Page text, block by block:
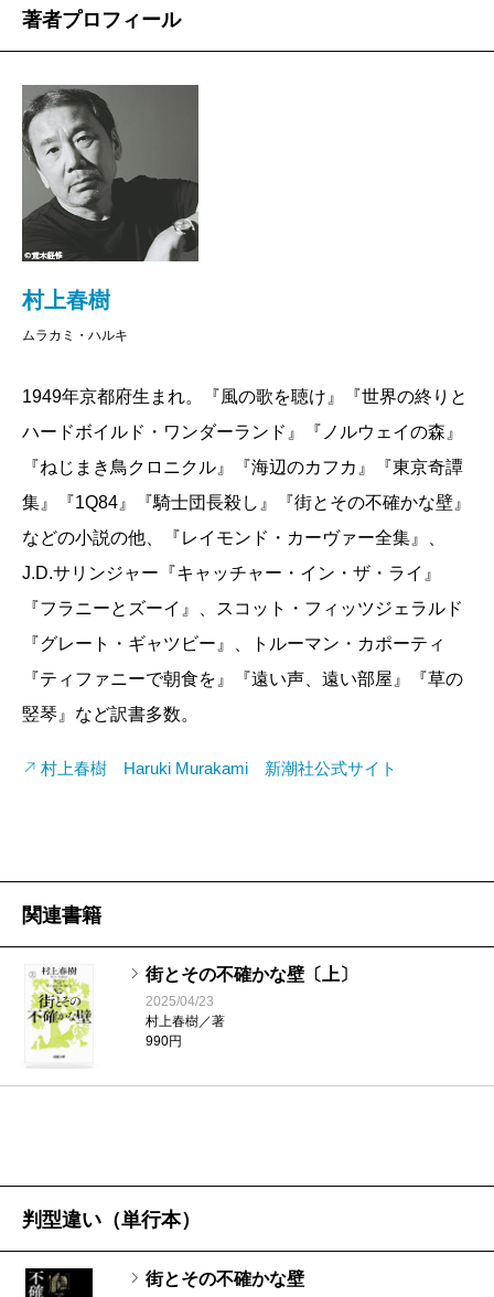
プラトンの説くイデア界みたいなものなのかもしれな
い。そちらが本質であり、現実世界で私たちが目にす
るものはそれらの影で、私たち自身が仮の姿である。
あまりに大きな喪失を抱えてしまった場合、人はこ
ちらの世界に生きる意味を見失う。この現実で、心も
しくは意識があるかぎり、喪失は埋められない。その
側で生きる。いのちを断つことは、べつの世界にいく
ことではないと知っているからだ。万が一にもそんな
世界があったとして、そこで死者に会えるという保証
はない。
しかし小説の「私」や毎日図書館に通う少年は、死
すら超越した、もうひとつの世界があると知ってい
る。描かれるその世界は私にとって魅力的な場所では
ないが、彼らはそちらのほうが本当かもしれないとも
思っている。でも彼らに選ぶ自由は与えられていな
い。意志によって行き来はできない。
はふと考える。現実に戻された「私」が仕事を辞め、
いる。だれかと出会う、呪いのような恋に落ちる、だ
れかを失う、暮らす場所を変える、そのすべて、じつ
と思いこんでいるものごとは、本当の世界ですでに決
定されていることなのかもしれない。興味深いのは、
だれによって決められたのかわからない点だ。この小
す「僕」も現実世界を選ぶ。しかしこの小説における
線がざわざわと動きだす
装画の銅版画をめぐって
タダジュン
ぼくはいつもきっかけが創造できない。だから絵を
ているテクスチャーや気になる模様のマチエールを置
絵を作る気持ちでコラージュするみたいに、積み木を
つみ上げて構築していく感じに近いかもしれない。そ
こに新たなマチエールや線を足しては引いてを繰り返
していく。
そのうちときどき、面白いものが現れたと興奮す
る。でも、朝起きて見るとぜんぜん違うと頭を抱え
る……。ちょっと気分を変えて、小説に登場する具体
的なモチーフを置いてみる。
針のない時計台、輝かしい金色の毛に覆われた単角
獣、一本の美しい川とそこに架かるアーチ型の石造り
かなか現れてくれない。いったいどこが終わりでどこ
ちを抱えながら、不安でたまらなくなってくる。
そんな日々を何日も繰り返して、ふと、ひとつの形
を画面に置いてみる。それはドットが密集した壁のよ
うな家のような生き物のような不思議で抽象的な形だ
った。すると突然、妙な魅力が生まれた気がした。
なユーモアが見え隠れしてる。
ように、必死で捕まえながらまた積み木をつみ上げて
著者プロフィール
村上春樹
ムラカミ・ハルキ
1949年京都府生まれ。『風の歌を聴け』『世界の終りと
ハードボイルド・ワンダーランド』『ノルウェイの森』
『ねじまき鳥クロニクル』『海辺のカフカ』『東京奇譚
集』『1Q84』『騎士団長殺し』『街とその不確かな壁』
などの小説の他、『レイモンド・カーヴァー全集』、
J.D.サリンジャー『キャッチャー・イン・ザ・ライ』
『フラニーとズーイ』、スコット・フィッツジェラルド
『グレート・ギャツビー』、トルーマン・カポーティ
『ティファニーで朝食を』『遠い声、遠い部屋』『草の
竪琴』など訳書多数。
村上春樹 Haruki Murakami 新潮社公式サイト
関連書籍
街とその不確かな壁〔上〕
2025/04/23
村上春樹／著
990円
判型違い（単行本）
街とその不確かな壁